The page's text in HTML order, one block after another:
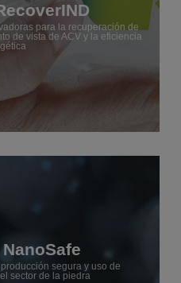
para la recuperación de
de vista de ACV y la eficiencia
segura y uso de
sector de la piedra